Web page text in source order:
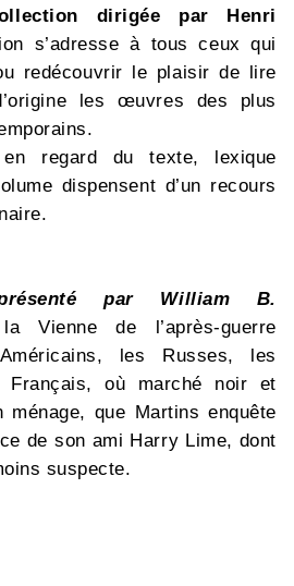
dirigée par Henri
s’adresse à tous ceux qui
redécouvrir le plaisir de lire
les œuvres des plus
regard du texte, lexique
dispensent d’un recours
par William B.
Vienne de l’après-guerre
les Russes, les
Français, où marché noir et
ménage, que Martins enquête
de son ami Harry Lime, dont
suspecte.